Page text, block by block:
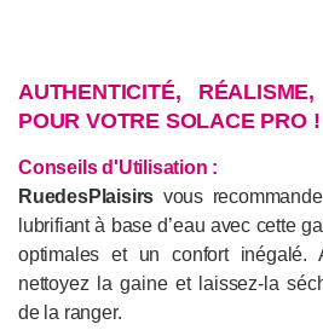
AUTHENTICITÉ,
POUR VOTRE SOLACE PRO !
Conseils d'Utilisation :
RuedesPlaisirs vous
lubrifiant à base d’eau avec cette
optimales et un confort inégalé.
nettoyez la gaine et laissez-la
de la ranger.